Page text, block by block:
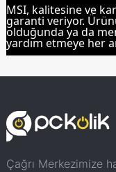
MSI, kalitesine ve
garanti veriyor.
olduğunda ya da
yardım etmeye her
Çağrı Merkezimize